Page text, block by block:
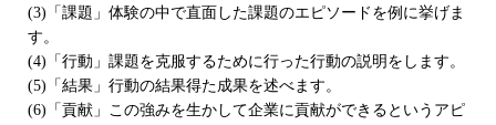
(3)「課題」体験の中で直面した課題のエピソードを例に挙げま
す。
(4)「行動」課題を克服するために行った行動の説明をします。
(5)「結果」行動の結果得た成果を述べます。
(6)「貢献」この強みを生かして企業に貢献ができるというアピ